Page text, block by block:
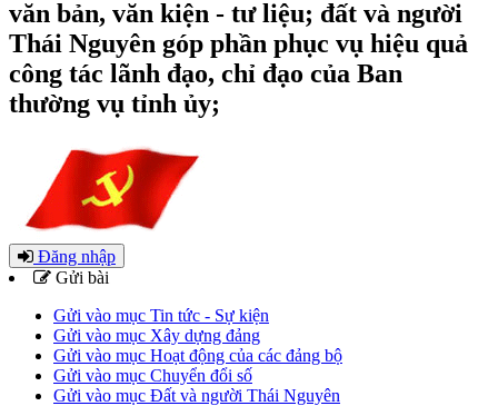
văn bản, văn kiện - tư liệu; đất và người
Thái Nguyên góp phần phục vụ hiệu quả
công tác lãnh đạo, chỉ đạo của Ban
thường vụ tỉnh ủy;
Đăng nhập
Gửi bài
Gửi vào mục Tin tức - Sự kiện
Gửi vào mục Xây dựng đảng
Gửi vào mục Hoạt động của các đảng bộ
Gửi vào mục Chuyển đổi số
Gửi vào mục Đất và người Thái Nguyên